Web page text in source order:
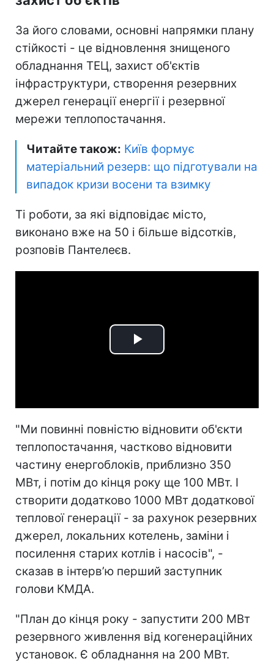
За його словами, основні напрямки плану
стійкості - це відновлення знищеного
обладнання ТЕЦ, захист об'єктів
інфраструктури, створення резервних
джерел генерації енергії і резервної
мережи теплопостачання.
Читайте також: Київ формує
матеріальний резерв: що підготували на
випадок кризи восени та взимку
Ті роботи, за які відповідає місто,
виконано вже на 50 і більше відсотків,
розповів Пантелеєв.
Play
"Ми повинні повністю відновити об'єкти
теплопостачання, частково відновити
частину енергоблоків, приблизно 350
МВт, і потім до кінця року ще 100 МВт. І
створити додатково 1000 МВт додаткової
теплової генерації - за рахунок резервних
джерел, локальних котелень, заміни і
посилення старих котлів і насосів", -
сказав в інтерв’ю перший заступник
голови КМДА.
"План до кінця року - запустити 200 МВт
резервного живлення від когенераційних
установок. Є обладнання на 200 МВт.